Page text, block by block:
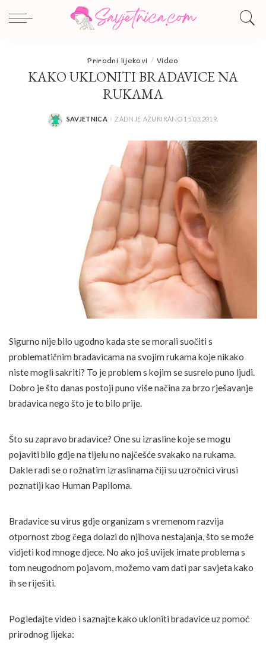
Prirodni lijekovi Video
KAKO UKLONITI BRADAVICE NA
RUKAMA
POSTED
SAVJETNICA ZADNJE AŽURIRANO 15.03.2019.
Sigurno nije bilo ugodno kada ste se morali suočiti s
problematičnim bradavicama na svojim rukama koje nikako
niste mogli sakriti? To je problem s kojim se susrelo puno ljudi.
Dobro je što danas postoji puno više načina za brzo rješavanje
bradavica nego što je to bilo prije.
Što su zapravo bradavice? One su izrasline koje se mogu
pojaviti bilo gdje na tijelu no najčešće svakako na rukama.
Dakle radi se o rožnatim izraslinama čiji su uzročnici virusi
poznatiji kao Human Papiloma.
Bradavice su virus gdje organizam s vremenom razvija
otpornost zbog čega dolazi do njihova nestajanja, što se može
vidjeti kod mnoge djece. No ako još uvijek imate problema s
tom neugodnom pojavom, možemo vam dati par savjeta kako
ih se riješiti.
Pogledajte video i saznajte kako ukloniti bradavice uz pomoć
prirodnog lijeka: